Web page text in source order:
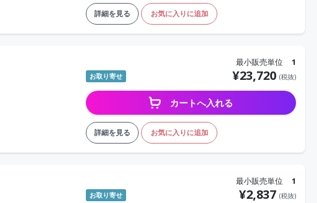
詳細を見る お気に入りに追加
最小販売単位 1
お取り寄せ ¥23,720 (税抜)
カートへ入れる
詳細を見る お気に入りに追加
最小販売単位 1
お取り寄せ ¥2,837 (税抜)